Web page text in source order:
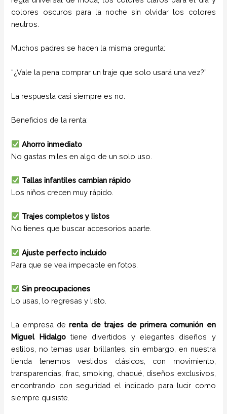
colores oscuros para la noche sin olvidar los colores
neutros.
Muchos padres se hacen la misma pregunta:
“¿Vale la pena comprar un traje que solo usará una vez?”
La respuesta casi siempre es no.
Beneficios de la renta:
Ahorro inmediato
No gastas miles en algo de un solo uso.
Tallas infantiles cambian rápido
Los niños crecen muy rápido.
Trajes completos y listos
No tienes que buscar accesorios aparte.
Ajuste perfecto incluido
Para que se vea impecable en fotos.
Sin preocupaciones
Lo usas, lo regresas y listo.
La empresa derenta de trajes de primera comunión en
Miguel Hidalgo tiene
divertidos y elegantes diseños y
estilos,
no temas usar brillantes, sin embargo, en nuestra
tienda tenemos vestidos clásicos, con movimiento,
transparencias, frac, smoking, chaqué, diseños exclusivos,
encontrando con seguridad el indicado para lucir como
siempre quisiste.